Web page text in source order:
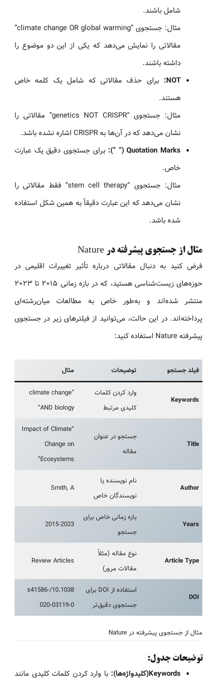
شامل باشند.
مثال: جستجوی “climate change OR global warming”
مقالاتی را نمایش می‌دهد که یکی از این دو موضوع را
داشته باشند.
NOT:
برای حذف مقالاتی که شامل یک کلمه خاص
هستند.
مثال: جستجوی “genetics NOT CRISPR” مقالاتی را
نشان می‌دهد که در آن‌ها به CRISPR اشاره نشده باشد.
Quotation Marks (” “):
برای جستجوی دقیق یک عبارت
خاص.
مثال: جستجوی “stem cell therapy” فقط مقالاتی را
نشان می‌دهد که این عبارت دقیقاً به همین شکل استفاده
شده باشد.
مثال از جستجوی پیشرفته در Nature
فرض کنید به دنبال مقالاتی درباره تأثیر تغییرات اقلیمی در
حوزه‌های زیست‌شناسی هستید، که در بازه زمانی ۲۰۱۵ تا ۲۰۲۳
منتشر شده‌اند و به‌طور خاص به مطالعات میان‌رشته‌ای
پرداخته‌اند. در این حالت، می‌توانید از فیلترهای زیر در جستجوی
پیشرفته Nature استفاده کنید:
فیلد جستجو توضیحات مثال
Keywords
وارد کردن کلمات
کلیدی مرتبط
“climate change
AND biology”
Title
جستجو در عنوان
مقاله
“Impact of Climate
Change on
Ecosystems”
Author
نام نویسنده یا
نویسندگان خاص
Smith, A
Years
بازه زمانی خاص برای
جستجو
2015-2023
Article Type
نوع مقاله (مثلاً
مقالات مرور)
Review Articles
DOI
استفاده از DOI برای
جستجوی دقیق‌تر
10.1038/s41586-
020-03119-0
مثال از جستجوی پیشرفته در Nature
توضیحات جدول:
Keywords(کلیدواژه‌ها):
با وارد کردن کلمات کلیدی مانند